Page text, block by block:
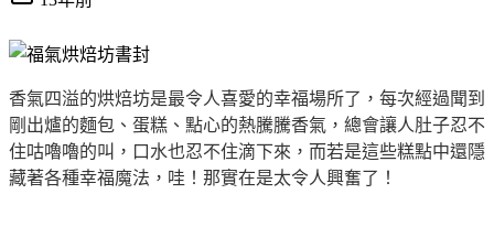
香氣四溢的烘焙坊是最令人喜愛的幸福場所了，每次經過聞到
剛出爐的麵包、蛋糕、點心的熱騰騰香氣，總會讓人肚子忍不
住咕嚕嚕的叫，口水也忍不住滴下來，而若是這些糕點中還隱
藏著各種幸福魔法，哇！那實在是太令人興奮了！